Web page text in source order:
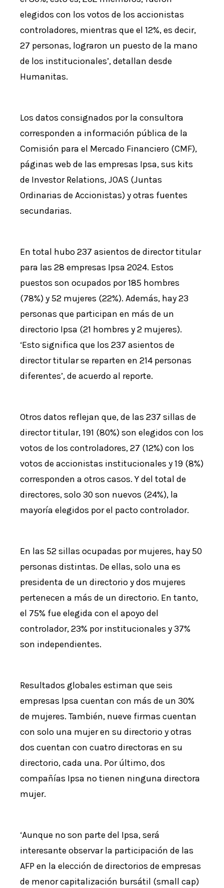
elegidos con los votos de los accionistas
controladores, mientras que el 12%, es decir,
27 personas, lograron un puesto de la mano
de los institucionales’, detallan desde
Humanitas.
Los datos consignados por la consultora
corresponden a información pública de la
Comisión para el Mercado Financiero (CMF),
páginas web de las empresas Ipsa, sus kits
de Investor Relations, JOAS (Juntas
Ordinarias de Accionistas) y otras fuentes
secundarias.
En total hubo 237 asientos de director titular
para las 28 empresas Ipsa 2024. Estos
puestos son ocupados por 185 hombres
(78%) y 52 mujeres (22%). Además, hay 23
personas que participan en más de un
directorio Ipsa (21 hombres y 2 mujeres).
‘Esto significa que los 237 asientos de
director titular se reparten en 214 personas
diferentes’, de acuerdo al reporte.
Otros datos reflejan que, de las 237 sillas de
director titular, 191 (80%) son elegidos con los
votos de los controladores, 27 (12%) con los
votos de accionistas institucionales y 19 (8%)
corresponden a otros casos. Y del total de
directores, solo 30 son nuevos (24%), la
mayoría elegidos por el pacto controlador.
En las 52 sillas ocupadas por mujeres, hay 50
personas distintas. De ellas, solo una es
presidenta de un directorio y dos mujeres
pertenecen a más de un directorio. En tanto,
el 75% fue elegida con el apoyo del
controlador, 23% por institucionales y 37%
son independientes.
Resultados globales estiman que seis
empresas Ipsa cuentan con más de un 30%
de mujeres. También, nueve firmas cuentan
con solo una mujer en su directorio y otras
dos cuentan con cuatro directoras en su
directorio, cada una. Por último, dos
compañías Ipsa no tienen ninguna directora
mujer.
‘Aunque no son parte del Ipsa, será
interesante observar la participación de las
AFP en la elección de directorios de empresas
de menor capitalización bursátil (small cap)